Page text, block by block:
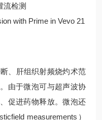
流检测
with Prime in Vevo 21
肝组织射频烧灼术范
由于微泡可与超声波协
促进药物释放。微泡还
measurements）